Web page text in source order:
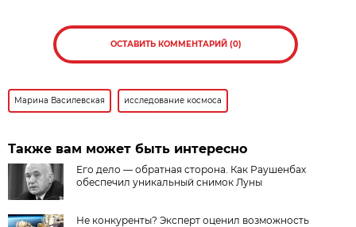
ОСТАВИТЬ КОММЕНТАРИЙ (0)
Марина Василевская исследование космоса
Также вам может быть интересно
Его дело — обратная сторона. Как Раушенбах
обеспечил уникальный снимок Луны
Не конкуренты? Эксперт оценил возможность